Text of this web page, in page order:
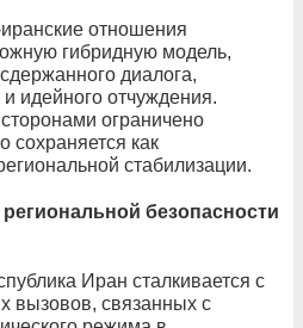
отношения
гибридную модель,
диалога,
идейного отчуждения.
ограничено
сохраняется как
стабилизации.
безопасности
Иран сталкивается с
вызовов, связанных с